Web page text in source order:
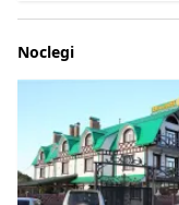
Noclegi